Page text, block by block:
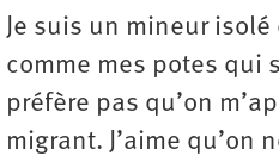
Je suis un mineur isolé
comme mes potes qui
préfère pas qu’on
migrant. J’aime qu’on